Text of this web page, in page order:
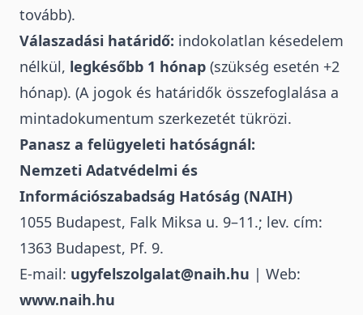
tovább).
Válaszadási határidő: indokolatlan késedelem
nélkül, legkésőbb 1 hónap (szükség esetén +2
hónap). (A jogok és határidők összefoglalása a
mintadokumentum szerkezetét tükrözi.
Panasz a felügyeleti hatóságnál:
Nemzeti Adatvédelmi és
Információszabadság Hatóság (NAIH)
1055 Budapest, Falk Miksa u. 9–11.; lev. cím:
1363 Budapest, Pf. 9.
E-mail: ugyfelszolgalat@naih.hu | Web:
www.naih.hu